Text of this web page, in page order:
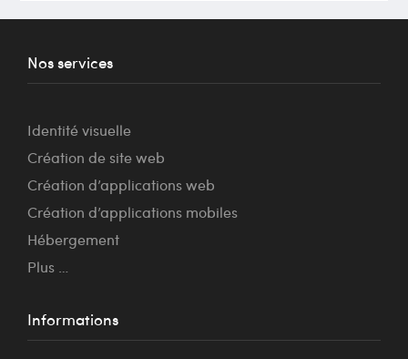
Nos services
Identité visuelle
Création de site web
Création d’applications web
Création d’applications mobiles
Hébergement
Plus …
Informations